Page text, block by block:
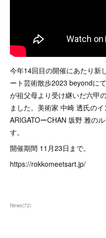
今年14回目の開催にあたり新
ート芸術散歩2023 beyondに
が祖父母より受け継いだ六甲
ました。美術家 中崎 透氏の
ARIGATOーCHAN 坂野 雅の
す。
開催期間 11月23日まで。
https://rokkomeetsart.jp/
News(72)